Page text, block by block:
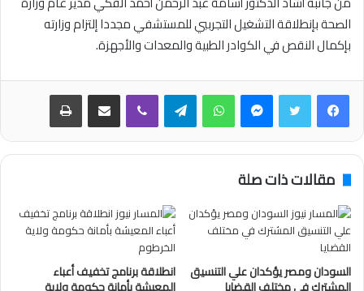
الصحة بإنطلاقة التشغيل التجرببي للمستشفي مجددا إلتزام وزارته
بإكمال النقص في الكوادر الطبية والمعدات والأجهزة.
فيسبوكتويتر ماسنجر واتساب تيلقرام ڤايبر مشاركة عبر البريد طباعة
مقالات ذات صلة
السودان ومصر يؤكدان علي التنسيق انطلاقة برنامج تخفيف أعباء